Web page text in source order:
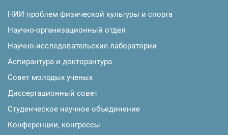
НИИ проблем физической культуры и спорта
Научно-организационный отдел
Научно-исследовательские лаборатории
Аспирантура и докторантура
Совет молодых ученых
Диссертационный совет
Студенческое научное объединение
Конференции, конгрессы